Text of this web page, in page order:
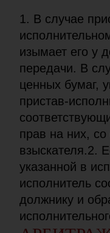
1. В случае
изымает его у
передачи. В
ценных бумаг,
пристав-
прав на них, со
взыскателя.2.
указанной в
исполнитель
должнику и